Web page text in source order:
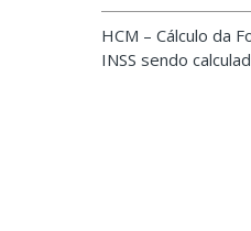
HCM – Cálculo da
INSS sendo